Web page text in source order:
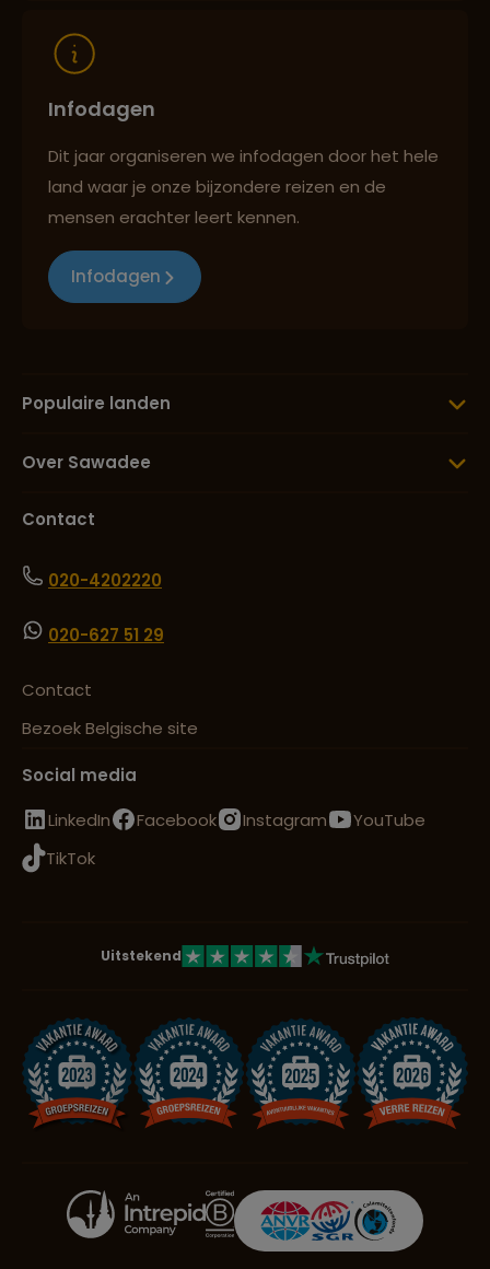
Infodagen
Dit jaar organiseren we infodagen door het hele
land waar je onze bijzondere reizen en de
mensen erachter leert kennen.
Infodagen
Populaire landen
Over Sawadee
Contact
020-4202220
020-627 51 29
Contact
Bezoek Belgische site
Social media
LinkedIn
Facebook Instagram
YouTube
TikTok
Uitstekend